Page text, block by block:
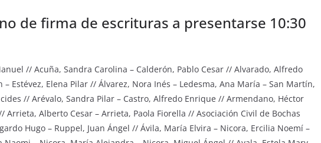
de firma de escrituras a presentarse 10:30
// Acuña, Sandra Carolina – Calderón, Pablo Cesar // Alvarado, Alfredo
Estévez, Elena Pilar // Álvarez, Nora Inés – Ledesma, Ana María – San Martín,
// Arévalo, Sandra Pilar – Castro, Alfredo Enrique // Armendano, Héctor
Arrieta, Alberto Cesar – Arrieta, Paola Fiorella // Asociación Civil de Bochas
Hugo – Ruppel, Juan Ángel // Ávila, María Elvira – Nicora, Ercilia Noemí –